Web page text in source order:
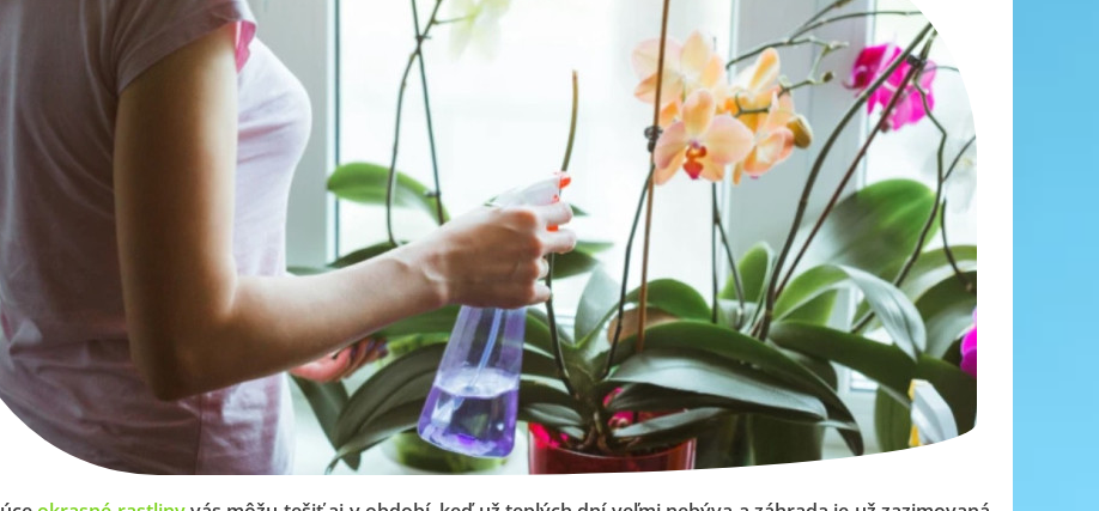
Čo vsádzať v júli: kompletný
sprievodca druhou...
Ako opraviť suché a holé
miesta v trávniku:...